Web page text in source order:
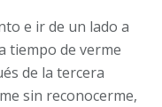
e ir de un lado a
tiempo de verme
de la tercera
sin reconocerme,